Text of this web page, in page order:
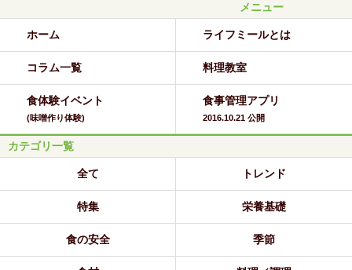
メニュー
ホーム ライフミールとは
コラム一覧 料理教室
食体験イベント
(味噌作り体験)
食事管理アプリ
2016.10.21 公開
カテゴリ一覧
全て トレンド
特集 栄養基礎
食の安全 季節